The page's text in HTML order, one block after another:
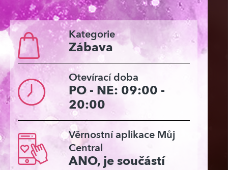
Kategorie
Zábava
Otevírací doba
PO - NE: 09:00 -
20:00
Věrnostní aplikace Můj
Central
ANO, je součástí